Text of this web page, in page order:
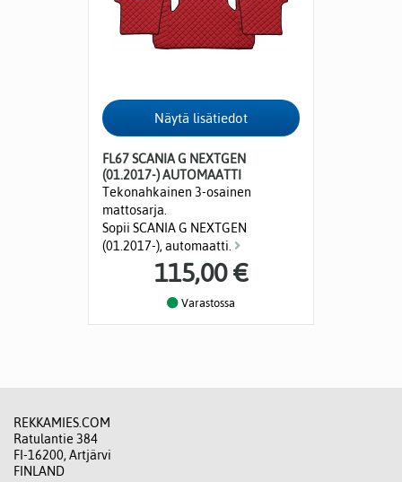
FL67 SCANIA G NEXTGEN
(01.2017-) AUTOMAATTI
Tekonahkainen 3-osainen
mattosarja.
Sopii SCANIA G NEXTGEN
(01.2017-), automaatti.
115,00 €
Varastossa
REKKAMIES.COM
Ratulantie 384
FI-16200, Artjärvi
FINLAND